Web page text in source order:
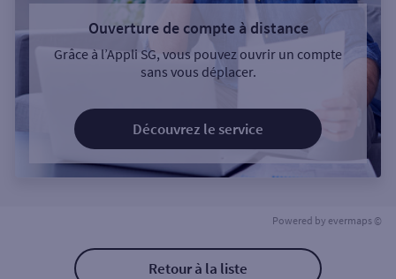
Ouverture de compte à distance
Grâce à l’Appli SG, vous pouvez ouvrir un compte
sans vous déplacer.
Découvrez le service
Powered by evermaps ©
Retour à la liste